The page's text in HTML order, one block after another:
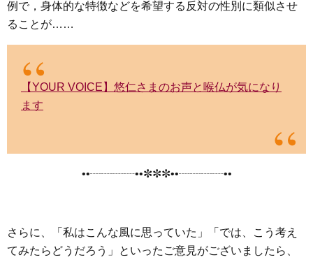
例で，身体的な特徴などを希望する反対の性別に類似させ
ることが……
【YOUR VOICE】悠仁さまのお声と喉仏が気になり
ます
••┈┈┈┈••✼✼✼••┈┈┈┈••
さらに、「私はこんな風に思っていた」「では、こう考え
てみたらどうだろう」といったご意見がございましたら、